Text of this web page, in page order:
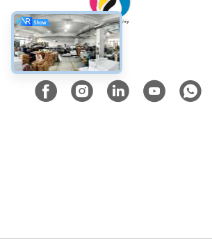
สื่อสังคม